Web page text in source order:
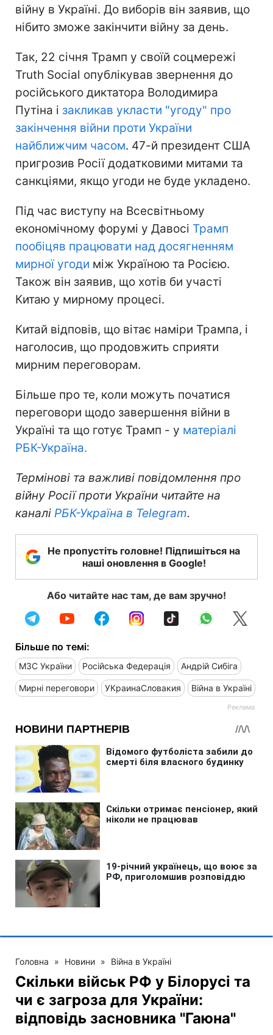
війну в Україні. До виборів він заявив, що
нібито зможе закінчити війну за день.
Так, 22 січня Трамп у своїй соцмережі
Truth Social опублікував звернення до
російського диктатора Володимира
Путіна і закликав укласти "угоду" про
закінчення війни проти України
найближчим часом. 47-й президент США
пригрозив Росії додатковими митами та
санкціями, якщо угоди не буде укладено.
Під час виступу на Всесвітньому
економічному форумі у Давосі Трамп
пообіцяв працювати над досягненням
мирної угоди між Україною та Росією.
Також він заявив, що хотів би участі
Китаю у мирному процесі.
Китай відповів, що вітає наміри Трампа, і
наголосив, що продовжить сприяти
мирним переговорам.
Більше про те, коли можуть початися
переговори щодо завершення війни в
Україні та що готує Трамп - у матеріалі
РБК-Україна.
Термінові та важливі повідомлення про
війну Росії проти України читайте на
каналі РБК-Україна в Telegram.
Не пропустіть головне! Підпишіться на
наші оновлення в Google!
Або читайте нас там, де вам зручно!
Більше по темі:
МЗС України Російська Федерація Андрій Сибіга
Мирні переговори УКраинаСловакия Війна в Україні
Головна » Новини » Війна в Україні
Скільки військ РФ у Білорусі та
чи є загроза для України:
відповідь засновника "Гаюна"